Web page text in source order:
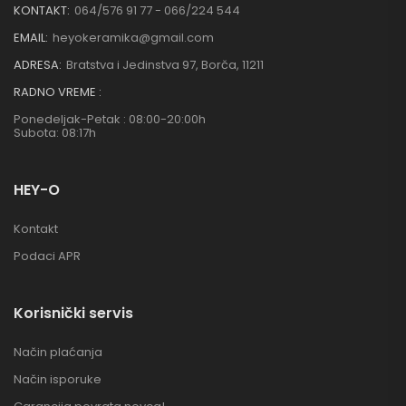
KONTAKT: 064/576 91 77 - 066/224 544
EMAIL: heyokeramika@gmail.com
ADRESA: Bratstva i Jedinstva 97, Borča, 11211
RADNO VREME :
Ponedeljak-Petak : 08:00-20:00h
Subota: 08:17h
HEY-O
Kontakt
Podaci APR
Korisnički servis
Način plaćanja
Način isporuke